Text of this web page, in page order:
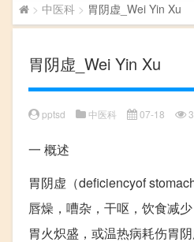
> 中医科 > 胃阴虚_Wei Yin Xu
胃阴虚_Wei Yin Xu
pptsd 中医科 07-18
一 概述
胃阴虚（deficiencyof
唇燥，嘈杂，干呕，饮食减
胃火炽盛，或温热病耗伤胃